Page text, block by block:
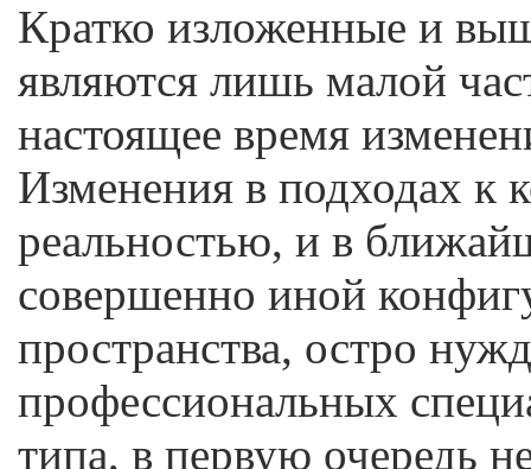
Кратко изложенные и
являются лишь малой
настоящее время
Изменения в подходах к
реальностью, и в
совершенно иной
пространства, остро
профессиональных
типа, в первую очередь